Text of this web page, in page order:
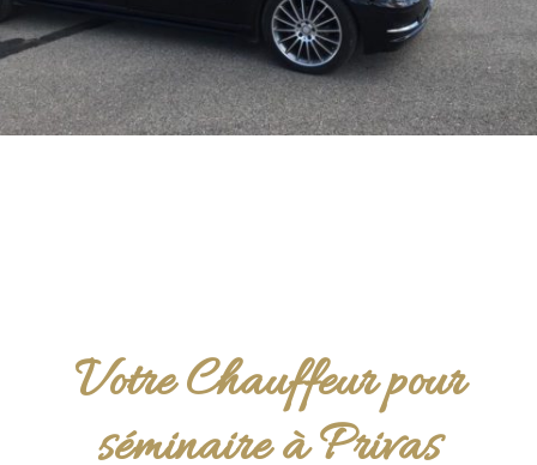
Votre Chauffeur pour
séminaire à Privas